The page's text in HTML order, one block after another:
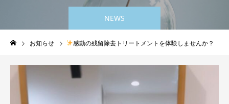
NEWS
お知らせ 感動の残留除去トリートメントを体験しませんか？